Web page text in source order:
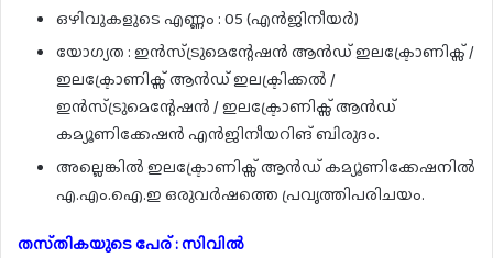
ഒഴിവുകളുടെ എണ്ണം : 05 (എൻജിനീയർ)
യോഗ്യത : ഇൻസ്‌ട്രുമെന്റേഷൻ ആൻഡ് ഇലക്ട്രോണിക്സ് /
ഇലക്ട്രോണിക്സ് ആൻഡ് ഇലക്ട്രിക്കൽ /
ഇൻസ്‌ട്രുമെന്റേഷൻ / ഇലക്ട്രോണിക്സ് ആൻഡ്
കമ്യൂണിക്കേഷൻ എൻജിനീയറിങ് ബിരുദം.
അല്ലെങ്കിൽ ഇലക്ട്രോണിക്സ് ആൻഡ് കമ്യൂണിക്കേഷനിൽ
എ.എം.ഐ.ഇ ഒരുവർഷത്തെ പ്രവൃത്തിപരിചയം.
തസ്‌തികയുടെ പേര് : സിവിൽ